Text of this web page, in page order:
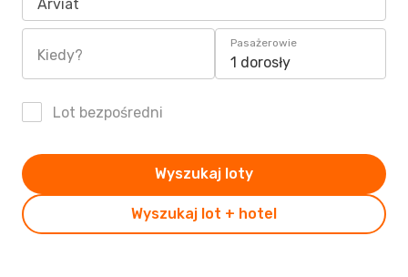
Arviat
Kiedy?
Pasażerowie
1 dorosły
Lot bezpośredni
Wyszukaj lot + hotel
Wyszukaj loty